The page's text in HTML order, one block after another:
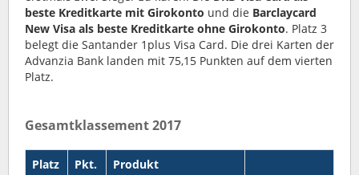
beste Kreditkarte mit Girokonto und die Barclaycard
New Visa als beste Kreditkarte ohne Girokonto. Platz 3
belegt die Santander 1plus Visa Card. Die drei Karten der
Advanzia Bank landen mit 75,15 Punkten auf dem vierten
Platz.
Gesamtklassement 2017
Platz Pkt. Produkt